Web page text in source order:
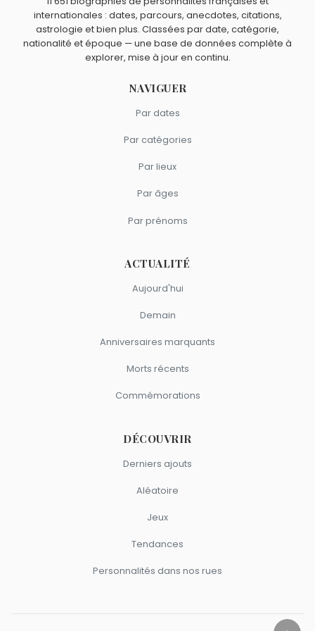
Robert Culpsont nés àOakland.
Mark Hamill ?
Kelly Preston,Luke Perry, Jenna Ortega,Tanya Roberts
etCarrie Fishersont du signe Balance.
internationales : dates, parcours, anecdotes, citations,
astrologie et bien plus. Classées par date, catégorie,
nationalité et époque — une base de données complète à
explorer, mise à jour en continu.
NAVIGUER
Par dates
Par catégories
Par lieux
Par âges
Par prénoms
ACTUALITÉ
Aujourd'hui
Demain
Anniversaires marquants
Morts récents
Commémorations
DÉCOUVRIR
Derniers ajouts
Aléatoire
Jeux
Tendances
Personnalités dans nos rues